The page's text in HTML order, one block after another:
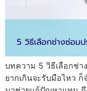
บทความ 5 วิธีเลือกช่า
ยากเกินจะรับมือไหว ก็